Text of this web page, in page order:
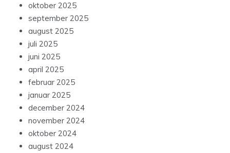
oktober 2025
september 2025
august 2025
juli 2025
juni 2025
april 2025
februar 2025
januar 2025
december 2024
november 2024
oktober 2024
august 2024